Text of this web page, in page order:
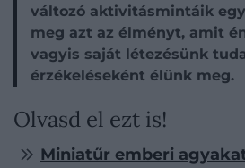
változó aktivitásmintáik
meg azt az élményt, amit
vagyis saját létezésünk
érzékeléseként élünk meg.
Olvasd el ezt is!
Miniatűr emberi